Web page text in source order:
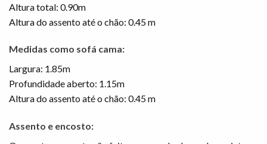
Altura total: 0.90m
Altura do assento até o chão: 0.45 m
Medidas como sofá cama:
Largura: 1.85m
Profundidade aberto: 1.15m
Altura do assento até o chão: 0.45 m
Assento e encosto: